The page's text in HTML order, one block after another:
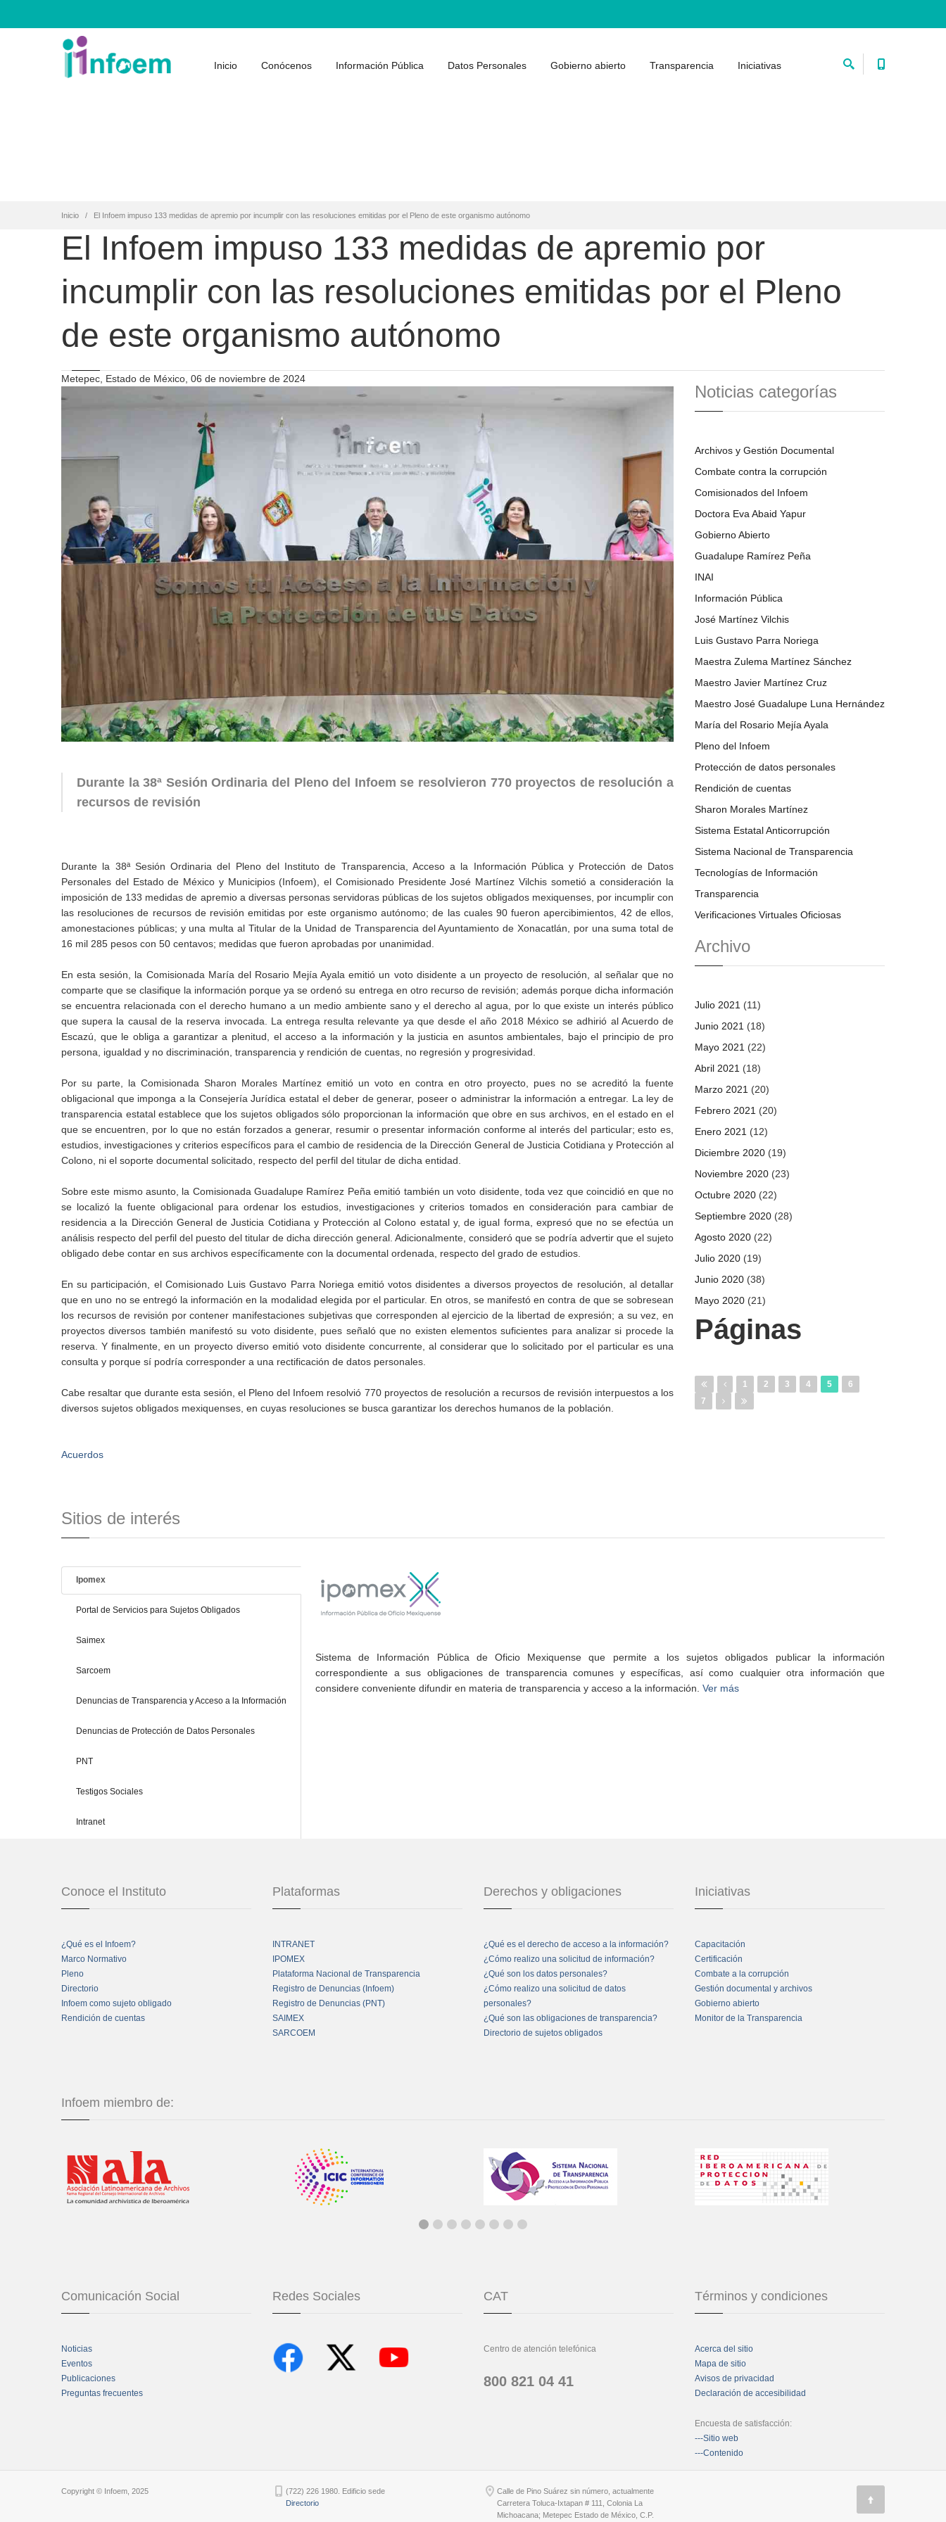
Inicio Conócenos Información Pública Datos Personales Gobierno abierto Transparencia Iniciativas
Inicio El Infoem impuso 133 medidas de apremio por incumplir con las resoluciones emitidas por el Pleno de este organismo autónomo
El Infoem impuso 133 medidas de apremio por
incumplir con las resoluciones emitidas por el Pleno
de este organismo autónomo
Metepec, Estado de México, 06 de noviembre de 2024
Durante la 38ª Sesión Ordinaria del Pleno del Infoem se resolvieron 770 proyectos de resolución a
recursos de revisión
Durante la 38ª Sesión Ordinaria del Pleno del Instituto de Transparencia, Acceso a la Información Pública y Protección de Datos
Personales del Estado de México y Municipios (Infoem), el Comisionado Presidente José Martínez Vilchis sometió a consideración la
imposición de 133 medidas de apremio a diversas personas servidoras públicas de los sujetos obligados mexiquenses, por incumplir con
las resoluciones de recursos de revisión emitidas por este organismo autónomo; de las cuales 90 fueron apercibimientos, 42 de ellos,
amonestaciones públicas; y una multa al Titular de la Unidad de Transparencia del Ayuntamiento de Xonacatlán, por una suma total de
16 mil 285 pesos con 50 centavos; medidas que fueron aprobadas por unanimidad.
En esta sesión, la Comisionada María del Rosario Mejía Ayala emitió un voto disidente a un proyecto de resolución, al señalar que no
comparte que se clasifique la información porque ya se ordenó su entrega en otro recurso de revisión; además porque dicha información
se encuentra relacionada con el derecho humano a un medio ambiente sano y el derecho al agua, por lo que existe un interés público
que supera la causal de la reserva invocada. La entrega resulta relevante ya que desde el año 2018 México se adhirió al Acuerdo de
Escazú, que le obliga a garantizar a plenitud, el acceso a la información y la justicia en asuntos ambientales, bajo el principio de pro
persona, igualdad y no discriminación, transparencia y rendición de cuentas, no regresión y progresividad.
Por su parte, la Comisionada Sharon Morales Martínez emitió un voto en contra en otro proyecto, pues no se acreditó la fuente
obligacional que imponga a la Consejería Jurídica estatal el deber de generar, poseer o administrar la información a entregar. La ley de
transparencia estatal establece que los sujetos obligados sólo proporcionan la información que obre en sus archivos, en el estado en el
que se encuentren, por lo que no están forzados a generar, resumir o presentar información conforme al interés del particular; esto es,
estudios, investigaciones y criterios específicos para el cambio de residencia de la Dirección General de Justicia Cotidiana y Protección al
Colono, ni el soporte documental solicitado, respecto del perfil del titular de dicha entidad.
Sobre este mismo asunto, la Comisionada Guadalupe Ramírez Peña emitió también un voto disidente, toda vez que coincidió en que no
se localizó la fuente obligacional para ordenar los estudios, investigaciones y criterios tomados en consideración para cambiar de
residencia a la Dirección General de Justicia Cotidiana y Protección al Colono estatal y, de igual forma, expresó que no se efectúa un
análisis respecto del perfil del puesto del titular de dicha dirección general. Adicionalmente, consideró que se podría advertir que el sujeto
obligado debe contar en sus archivos específicamente con la documental ordenada, respecto del grado de estudios.
En su participación, el Comisionado Luis Gustavo Parra Noriega emitió votos disidentes a diversos proyectos de resolución, al detallar
que en uno no se entregó la información en la modalidad elegida por el particular. En otros, se manifestó en contra de que se sobresean
los recursos de revisión por contener manifestaciones subjetivas que corresponden al ejercicio de la libertad de expresión; a su vez, en
proyectos diversos también manifestó su voto disidente, pues señaló que no existen elementos suficientes para analizar si procede la
reserva. Y finalmente, en un proyecto diverso emitió voto disidente concurrente, al considerar que lo solicitado por el particular es una
consulta y porque sí podría corresponder a una rectificación de datos personales.
Cabe resaltar que durante esta sesión, el Pleno del Infoem resolvió 770 proyectos de resolución a recursos de revisión interpuestos a los
diversos sujetos obligados mexiquenses, en cuyas resoluciones se busca garantizar los derechos humanos de la población.
Acuerdos
Noticias categorías
Archivos y Gestión Documental
Combate contra la corrupción
Comisionados del Infoem
Doctora Eva Abaid Yapur
Gobierno Abierto
Guadalupe Ramírez Peña
INAI
Información Pública
José Martínez Vilchis
Luis Gustavo Parra Noriega
Maestra Zulema Martínez Sánchez
Maestro Javier Martínez Cruz
Maestro José Guadalupe Luna Hernández
María del Rosario Mejía Ayala
Pleno del Infoem
Protección de datos personales
Rendición de cuentas
Sharon Morales Martínez
Sistema Estatal Anticorrupción
Sistema Nacional de Transparencia
Tecnologías de Información
Transparencia
Verificaciones Virtuales Oficiosas
Archivo
Julio 2021 (11)
Junio 2021 (18)
Mayo 2021 (22)
Abril 2021 (18)
Marzo 2021 (20)
Febrero 2021 (20)
Enero 2021 (12)
Diciembre 2020 (19)
Noviembre 2020 (23)
Octubre 2020 (22)
Septiembre 2020 (28)
Agosto 2020 (22)
Julio 2020 (19)
Junio 2020 (38)
Mayo 2020 (21)
Páginas
1 2 3 4 5
6
7
Sitios de interés
Ipomex
Portal de Servicios para Sujetos Obligados
Saimex
Sarcoem
Denuncias de Transparencia y Acceso a la Información
Denuncias de Protección de Datos Personales
PNT
Testigos Sociales
Intranet
Sistema de Información Pública de Oficio Mexiquense que permite a los sujetos obligados publicar la información
correspondiente a sus obligaciones de transparencia comunes y específicas, así como cualquier otra información que
considere conveniente difundir en materia de transparencia y acceso a la información. Ver más
Conoce el Instituto
¿Qué es el Infoem?
Marco Normativo
Pleno
Directorio
Infoem como sujeto obligado
Rendición de cuentas
Plataformas
INTRANET
IPOMEX
Plataforma Nacional de Transparencia
Registro de Denuncias (Infoem)
Registro de Denuncias (PNT)
SAIMEX
SARCOEM
Derechos y obligaciones
¿Qué es el derecho de acceso a la información?
¿Cómo realizo una solicitud de información?
¿Qué son los datos personales?
¿Cómo realizo una solicitud de datos
personales?
¿Qué son las obligaciones de transparencia?
Directorio de sujetos obligados
Iniciativas
Capacitación
Certificación
Combate a la corrupción
Gestión documental y archivos
Gobierno abierto
Monitor de la Transparencia
Infoem miembro de:
Comunicación Social
Noticias
Eventos
Publicaciones
Preguntas frecuentes
Redes Sociales CAT
Centro de atención telefónica
800 821 04 41
Términos y condiciones
Acerca del sitio
Mapa de sitio
Avisos de privacidad
Declaración de accesibilidad
Encuesta de satisfacción:
---Sitio web
---Contenido
Copyright © Infoem, 2025
(722) 226 1980. Edificio sede
Directorio
Calle de Pino Suárez sin número, actualmente
Carretera Toluca-Ixtapan # 111, Colonia La
Michoacana; Metepec Estado de México, C.P.